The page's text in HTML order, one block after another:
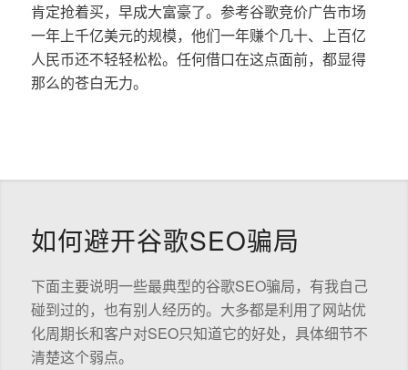
肯定抢着买，早成大富豪了。参考谷歌竞价广告市场
一年上千亿美元的规模，他们一年赚个几十、上百亿
人民币还不轻轻松松。任何借口在这点面前，都显得
那么的苍白无力。
如何避开谷歌SEO骗局
下面主要说明一些最典型的谷歌SEO骗局，有我自己
碰到过的，也有别人经历的。大多都是利用了网站优
化周期长和客户对SEO只知道它的好处，具体细节不
清楚这个弱点。